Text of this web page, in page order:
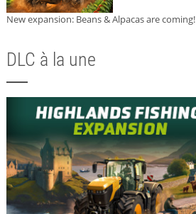
New expansion: Beans & Alpacas are coming!
DLC à la une